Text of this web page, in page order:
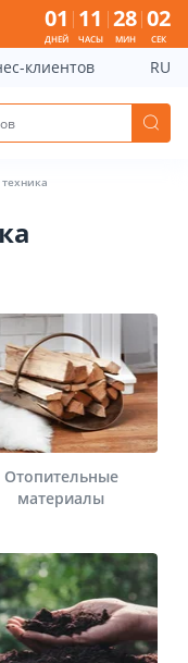
01
ДНЕЙ
11
ЧАСЫ
28
МИН
02
СЕК
клиентов RU
Отопительные
материалы